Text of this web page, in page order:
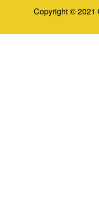
Copyright © 2021